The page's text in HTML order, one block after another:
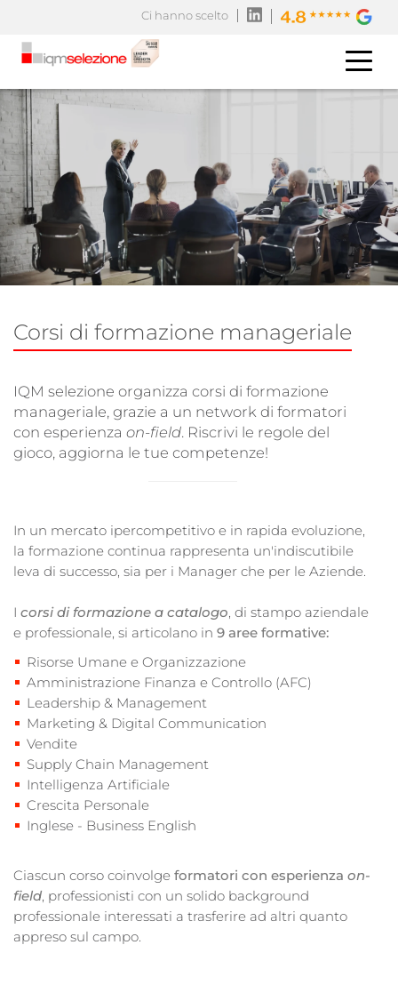
Ci hanno scelto
Corsi di formazione manageriale
IQM selezione organizza corsi di formazione
manageriale, grazie a un network di formatori
con esperienza on-field. Riscrivi le regole del
gioco, aggiorna le tue competenze!
In un mercato ipercompetitivo e in rapida evoluzione,
la formazione continua rappresenta un'indiscutibile
leva di successo, sia per i Manager che per le Aziende.
I corsi di formazione a catalogo, di stampo aziendale
e professionale, si articolano in 9 aree formative:
Risorse Umane e Organizzazione
Amministrazione Finanza e Controllo (AFC)
Leadership & Management
Marketing & Digital Communication
Vendite
Supply Chain Management
Intelligenza Artificiale
Crescita Personale
Inglese - Business English
Ciascun corso coinvolge formatori con esperienza on-
field, professionisti con un solido background
professionale interessati a trasferire ad altri quanto
appreso sul campo.